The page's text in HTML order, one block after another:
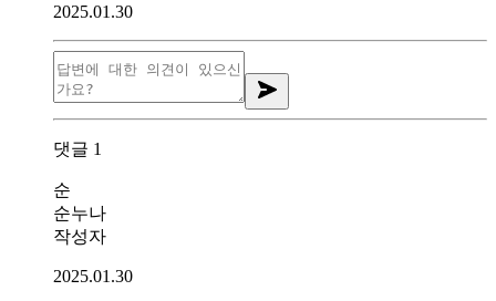
2025.01.30
댓글 1
순
순누나
작성자
2025.01.30